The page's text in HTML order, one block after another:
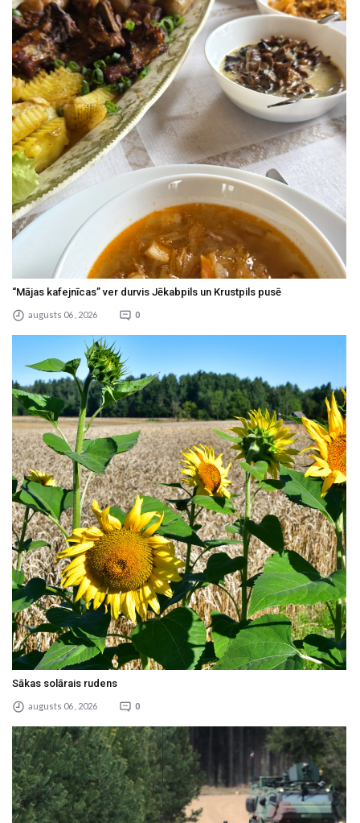
“Mājas kafejnīcas” ver durvis Jēkabpils un Krustpils pusē
augusts 06 , 2026 0
Sākas solārais rudens
augusts 06 , 2026 0